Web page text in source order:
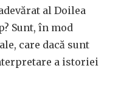
al Doilea
Sunt, în mod
care dacă sunt
a istoriei